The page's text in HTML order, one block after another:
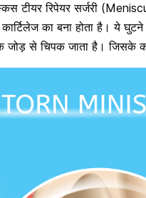
टीयर रिपेयर सर्जरी
का बना होता है। ये
से चिपक जाता है। जिसके